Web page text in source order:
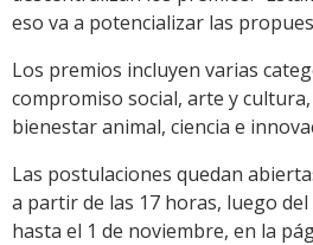
eso va a potencializar las
Los premios incluyen varias
compromiso social, arte y
bienestar animal, ciencia e
Las postulaciones quedan
a partir de las 17 horas, luego
hasta el 1 de noviembre, en la